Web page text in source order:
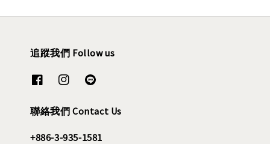
追蹤我們 Follow us
聯絡我們 Contact Us
+886-3-935-1581